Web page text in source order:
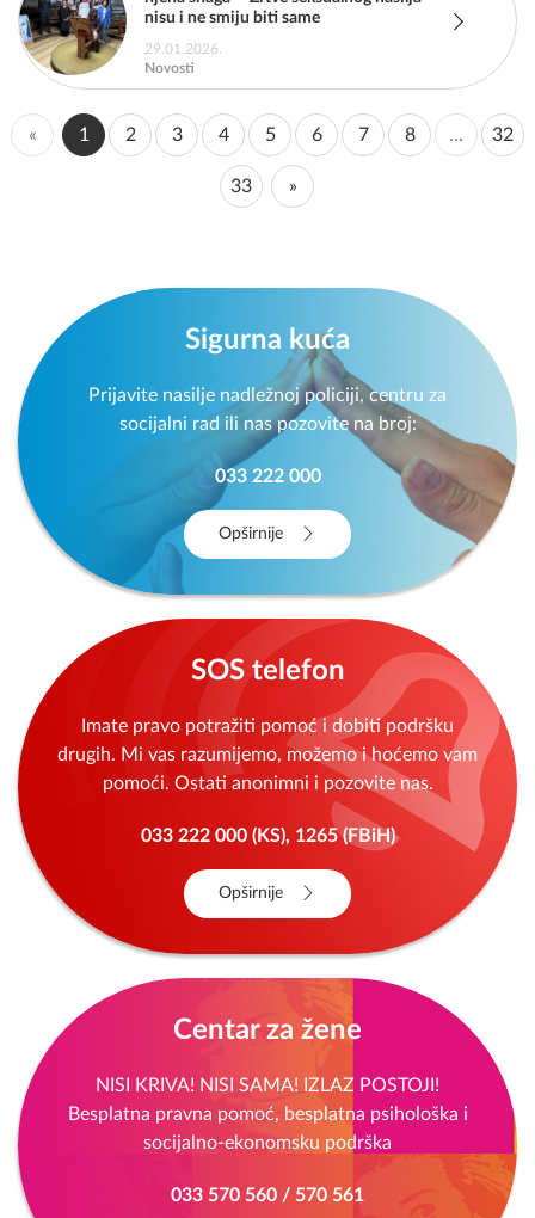
29.01.2026.
Novosti
nisu i ne smiju biti same
« 1 2 3 4 5 6 7 8 ... 32
33 »
Sigurna kuća
Prijavite nasilje nadležnoj policiji, centru za
socijalni rad ili nas pozovite na broj:
033 222 000
Opširnije
SOS telefon
Imate pravo potražiti pomoć i dobiti podršku
drugih. Mi vas razumijemo, možemo i hoćemo vam
pomoći. Ostati anonimni i pozovite nas.
033 222 000 (KS), 1265 (FBiH)
Opširnije
Centar za žene
NISI KRIVA! NISI SAMA! IZLAZ POSTOJI!
Besplatna pravna pomoć, besplatna psihološka i
socijalno-ekonomsku podrška
033 570 560 / 570 561